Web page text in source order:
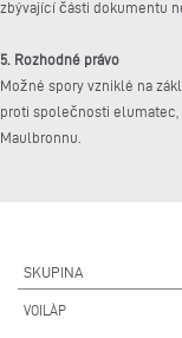
zbývající části dokumentu
5. Rozhodné právo
Možné spory vzniklé na
proti společnosti
Maulbronnu.
SKUPINA
VOILÀP